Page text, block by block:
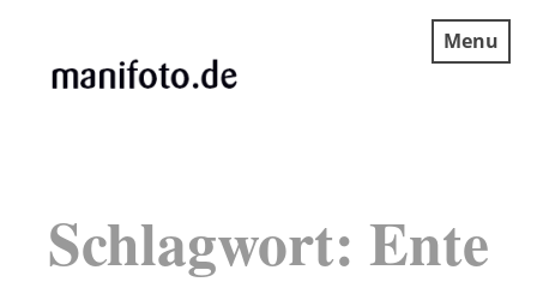
content
Menu
Schlagwort: Ente